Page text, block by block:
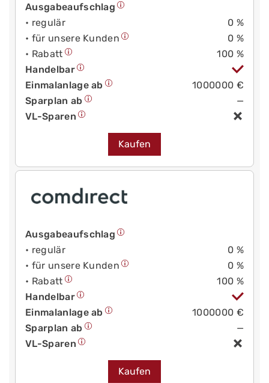
Ausgabeaufschlag
• regulär
0 %
• für unsere Kunden
0 %
• Rabatt
100 %
Handelbar
Einmalanlage ab
1000000 €
Sparplan ab
—
VL-Sparen
Kaufen
Ausgabeaufschlag
• regulär
0 %
• für unsere Kunden
0 %
• Rabatt
100 %
Handelbar
Einmalanlage ab
1000000 €
Sparplan ab
—
VL-Sparen
Kaufen